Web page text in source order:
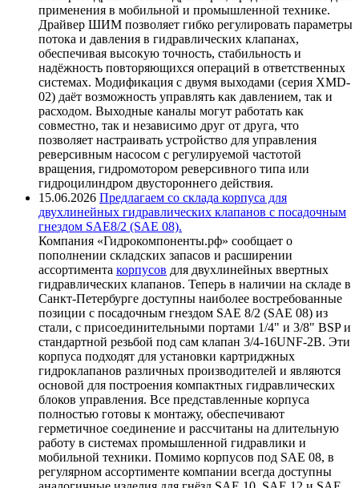
применения в мобильной и промышленной технике.
Драйвер ШИМ позволяет гибко регулировать параметры
потока и давления в гидравлических клапанах,
обеспечивая высокую точность, стабильность и
надёжность повторяющихся операций в ответственных
системах. Модификация с двумя выходами (серия XMD-
02) даёт возможность управлять как давлением, так и
расходом. Выходные каналы могут работать как
совместно, так и независимо друг от друга, что
позволяет настраивать устройство для управления
реверсивным насосом с регулируемой частотой
вращения, гидромотором реверсивного типа или
гидроцилиндром двустороннего действия.
15.06.2026 Предлагаем со склада корпуса для
двухлинейных гидравлических клапанов с посадочным
гнездом SAE8/2 (SAE 08).
Компания «Гидрокомпоненты.рф» сообщает о
пополнении складских запасов и расширении
ассортимента корпусов для двухлинейных ввертных
гидравлических клапанов. Теперь в наличии на складе в
Санкт-Петербурге доступны наиболее востребованные
позиции с посадочным гнездом SAE 8/2 (SAE 08) из
стали, с присоединительными портами 1/4" и 3/8" BSP и
стандартной резьбой под сам клапан 3/4-16UNF-2B. Эти
корпуса подходят для установки картриджных
гидроклапанов различных производителей и являются
основой для построения компактных гидравлических
блоков управления. Все представленные корпуса
полностью готовы к монтажу, обеспечивают
герметичное соединение и рассчитаны на длительную
работу в системах промышленной гидравлики и
мобильной техники. Помимо корпусов под SAE 08, в
регулярном ассортименте компании всегда доступны